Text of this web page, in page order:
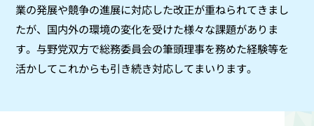
業の発展や競争の進展に対応した改正が重ねられてきまし
たが、国内外の環境の変化を受けた様々な課題がありま
す。与野党双方で総務委員会の筆頭理事を務めた経験等を
活かしてこれからも引き続き対応してまいります。